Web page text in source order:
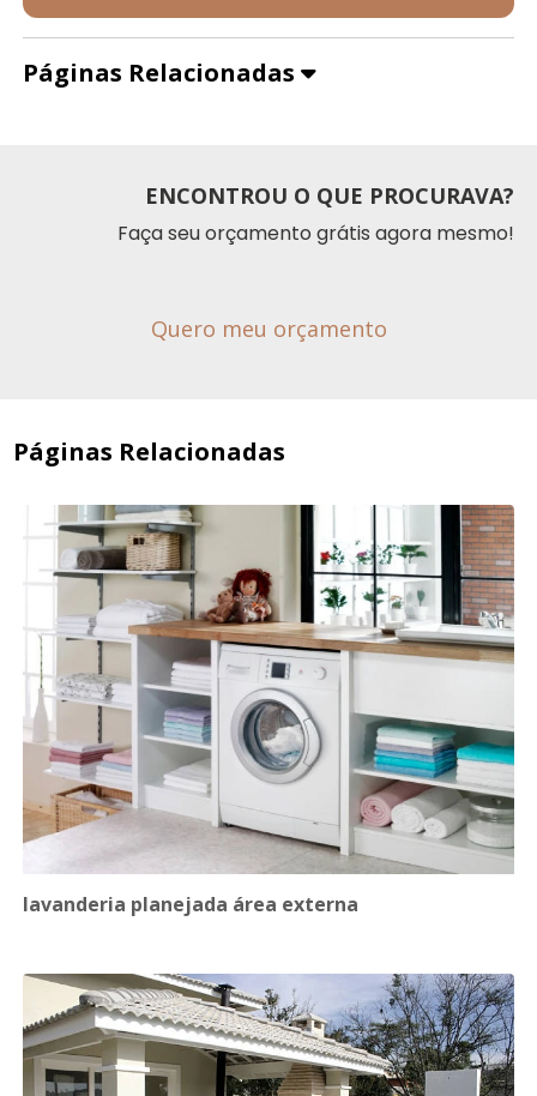
Páginas Relacionadas
ENCONTROU O QUE PROCURAVA?
Faça seu orçamento grátis agora mesmo!
Quero meu orçamento
Páginas Relacionadas
lavanderia planejada área externa